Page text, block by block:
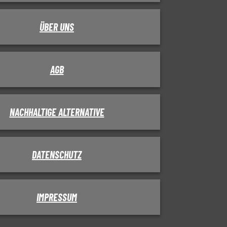
ÜBER UNS
AGB
NACHHALTIGE ALTERNATIVE
DATENSCHUTZ
IMPRESSUM